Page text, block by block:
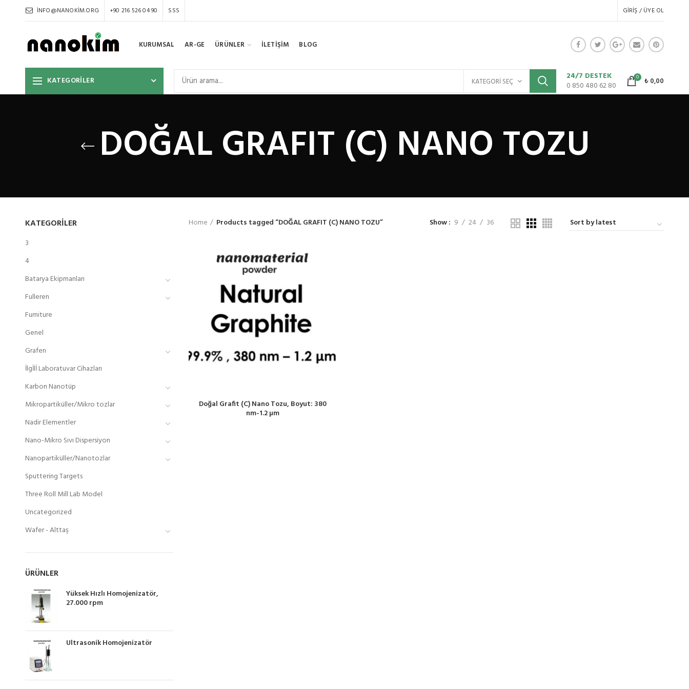
INFO@NANOKIM.ORG +90 216 526 04 90 SSS GIRIŞ / ÜYE OL
KURUMSAL AR-GE ÜRÜNLER İLETİŞİM BLOG
KATEGORİLER KATEGORI SEÇ
24/7 DESTEK
0 850 480 62 80
0 ₺0,00
DOĞAL GRAFIT (C) NANO TOZU
Home Products tagged “DOĞAL GRAFIT (C) NANO TOZU” Show 9 24 36
Doğal Grafit (C) Nano Tozu, Boyut: 380
nm-1.2 µm
KATEGORILER
3
4
Batarya Ekipmanları
Fulleren
Furniture
Genel
Grafen
İlgİlİ Laboratuvar Cihazları
Karbon Nanotüp
Mikropartiküller/Mikro tozlar
Nadir Elementler
Nano-Mikro Sıvı Dispersiyon
Nanopartiküller/Nanotozlar
Sputtering Targets
Three Roll Mill Lab Model
Uncategorized
Wafer - Alttaş
ÜRÜNLER
Yüksek Hızlı Homojenizatör,
27.000 rpm
Ultrasonik Homojenizatör